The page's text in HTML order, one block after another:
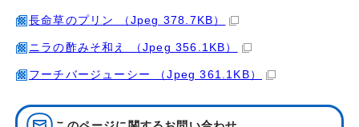
長命草のプリン （Jpeg 378.7KB）
ニラの酢みそ和え （Jpeg 356.1KB）
フーチバージューシー （Jpeg 361.1KB）